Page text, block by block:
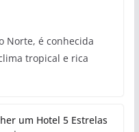
Norte, é conhecida
tropical e rica
um Hotel 5 Estrelas